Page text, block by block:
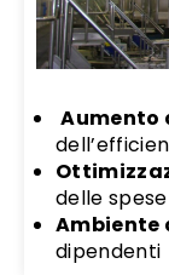
delle spese
Ambiente
dipendenti